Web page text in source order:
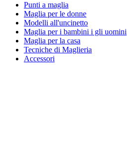
Punti a maglia
Maglia per le donne
Modelli all'uncinetto
Maglia per i bambini i gli uomini
Maglia per la casa
Tecniche di Maglieria
Accessori